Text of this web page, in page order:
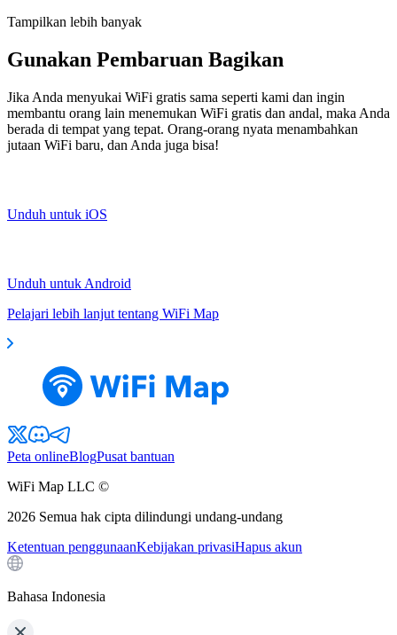
Tampilkan lebih banyak
Gunakan Pembaruan Bagikan
Jika Anda menyukai WiFi gratis sama seperti kami dan ingin
membantu orang lain menemukan WiFi gratis dan andal, maka Anda
berada di tempat yang tepat. Orang-orang nyata menambahkan
jutaan WiFi baru, dan Anda juga bisa!
Unduh untuk iOS
Unduh untuk Android
Pelajari lebih lanjut tentang WiFi Map
Peta onlineBlogPusat bantuan
WiFi Map LLC ©
2026 Semua hak cipta dilindungi undang-undang
Ketentuan penggunaanKebijakan privasiHapus akun
Bahasa Indonesia